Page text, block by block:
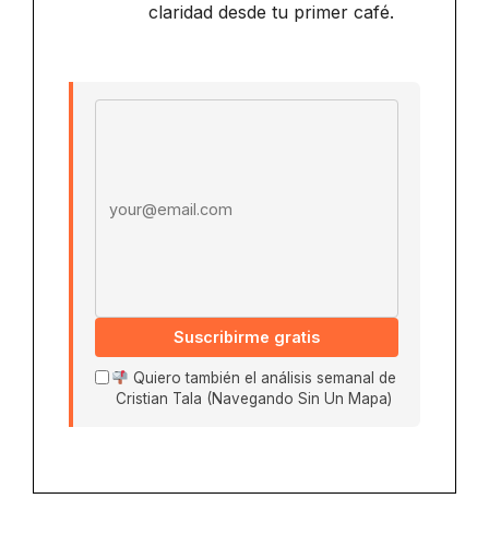
claridad desde tu primer café.
Suscribirme gratis
Quiero también el análisis semanal de
Cristian Tala (Navegando Sin Un Mapa)